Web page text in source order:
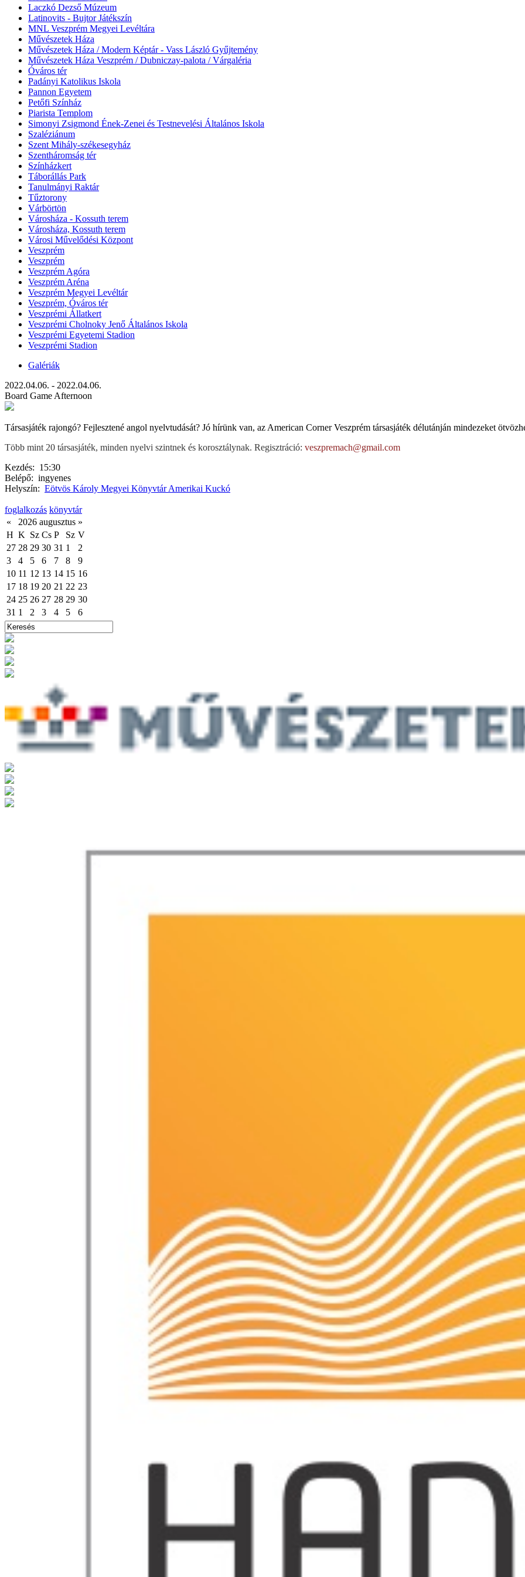
Laczkó Dezső Múzeum
Latinovits - Bujtor Játékszín
MNL Veszprém Megyei Levéltára
Művészetek Háza
Művészetek Háza / Modern Képtár - Vass László Gyűjtemény
Művészetek Háza Veszprém / Dubniczay-palota / Várgaléria
Óváros tér
Padányi Katolikus Iskola
Pannon Egyetem
Petőfi Színház
Piarista Templom
Simonyi Zsigmond Ének-Zenei és Testnevelési Általános Iskola
Szaléziánum
Szent Mihály-székesegyház
Szentháromság tér
Színházkert
Táborállás Park
Tanulmányi Raktár
Tűztorony
Várbörtön
Városháza - Kossuth terem
Városháza, Kossuth terem
Városi Művelődési Központ
Veszprém
Veszprém
Veszprém Agóra
Veszprém Aréna
Veszprém Megyei Levéltár
Veszprém, Óváros tér
Veszprémi Állatkert
Veszprémi Cholnoky Jenő Általános Iskola
Veszprémi Egyetemi Stadion
Veszprémi Stadion
Galériák
2022.04.06. - 2022.04.06.
Board Game Afternoon
Társasjáték rajongó? Fejlesztené angol nyelvtudását? Jó hírünk van, az American Corner Veszprém társasjáték délutánján mindezeket
Több mint 20 társasjáték, minden nyelvi szintnek és korosztálynak. Regisztráció: veszpremach@gmail.com
Kezdés: 15:30
Belépő: ingyenes
Helyszín: Eötvös Károly Megyei Könyvtár Amerikai Kuckó
foglalkozás könyvtár
«
2026 augusztus »
H K Sz Cs P Sz V
27 28 29 30 31 1
2
3
4 5 6 7 8
9
10 11 12 13 14 15 16
17 18 19 20 21 22 23
24 25 26 27 28 29 30
31 1 2 3 4 5 6